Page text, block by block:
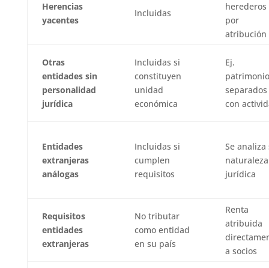
Herencias
yacentes
Incluidas
herederos
por
atribución
Otras
entidades sin
personalidad
jurídica
Incluidas si
constituyen
unidad
económica
Ej.
separados
con
Entidades
extranjeras
análogas
Incluidas si
cumplen
requisitos
Se analiza
naturaleza
jurídica
Requisitos
entidades
extranjeras
No tributar
como entidad
en su país
Renta
atribuida
a socios